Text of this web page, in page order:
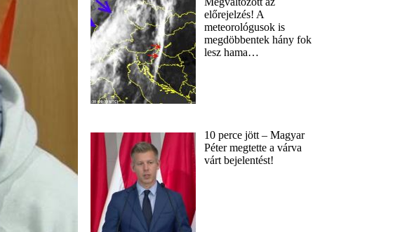
előrejelzés! A
meteorológusok is
megdöbbentek hány fok
lesz hama…
10 perce jött – Magyar
Péter megtette a várva
várt bejelentést!